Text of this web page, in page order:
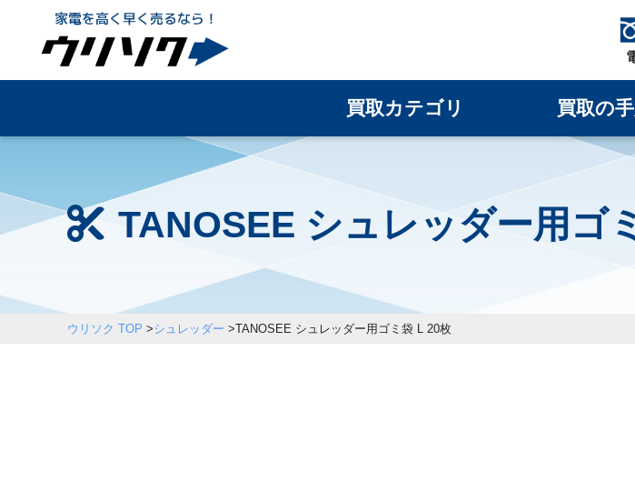
買取カテゴリ 買取の
TANOSEE シュレッダー用ゴ
ウリソク TOP >シュレッダー >TANOSEE シュレッダー用ゴミ袋 L 20枚